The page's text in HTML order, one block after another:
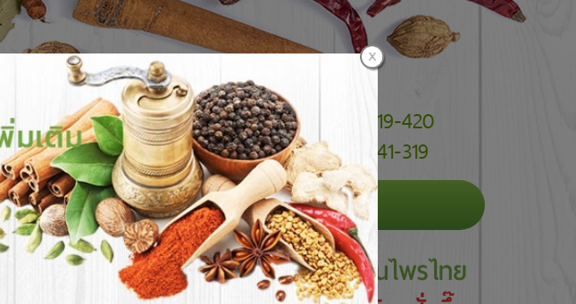
แจ้งการชำระเงิน สาระน่ารู้เกี่ยวกับสมุนไพร ติดต่อเรา
055-219-420
055-241-319